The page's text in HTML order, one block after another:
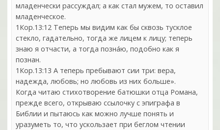
младенчески рассуждал; а как стал мужем, то оставил
младенческое.
1Кор.13:12 Теперь мы видим как бы сквозь тусклое
стекло, гадательно, тогда же лицем к лицу; теперь
знаю я отчасти, а тогда позна́ю, подобно как я
познан.
1Кор.13:13 А теперь пребывают сии три: вера,
надежда, любовь; но любовь из них больше».
Когда читаю стихотворение батюшки отца Романа,
прежде всего, открываю ссылочку с эпиграфа в
Библии и пытаюсь как можно лучше понять и
уразуметь то, что ускользает при беглом чтении